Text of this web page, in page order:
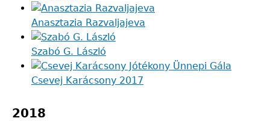
Anasztazia Razvaljajeva
Szabó G. László
Csevej Karácsony 2017
2018